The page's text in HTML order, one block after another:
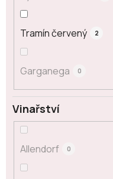
Tramín červený 2
Garganega 0
Vinařství
Allendorf 0